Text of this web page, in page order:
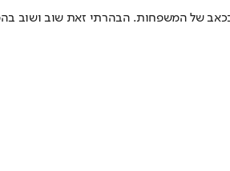
של המשפחות. הבהרתי זאת שוב ושוב